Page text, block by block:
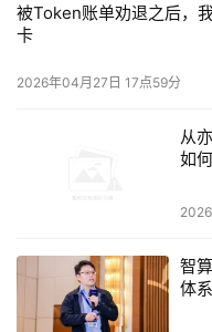
被Token账单劝退之后，
卡
2026年04月27日 17点59分
从
如
智
体